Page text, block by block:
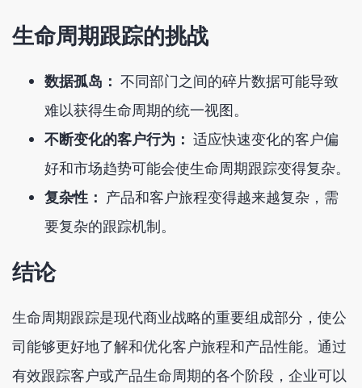
生命周期跟踪的挑战
数据孤岛： 不同部门之间的碎片数据可能导致
难以获得生命周期的统一视图。
不断变化的客户行为： 适应快速变化的客户偏
好和市场趋势可能会使生命周期跟踪变得复杂。
复杂性： 产品和客户旅程变得越来越复杂，需
要复杂的跟踪机制。
结论
生命周期跟踪是现代商业战略的重要组成部分，使公
司能够更好地了解和优化客户旅程和产品性能。通过
有效跟踪客户或产品生命周期的各个阶段，企业可以